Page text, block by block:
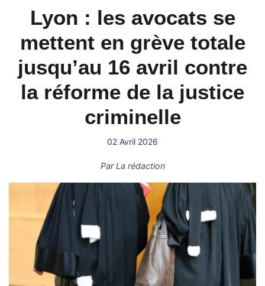
Lyon : les avocats se
mettent en grève totale
jusqu’au 16 avril contre
la réforme de la justice
criminelle
02 Avril 2026
ParLa rédaction